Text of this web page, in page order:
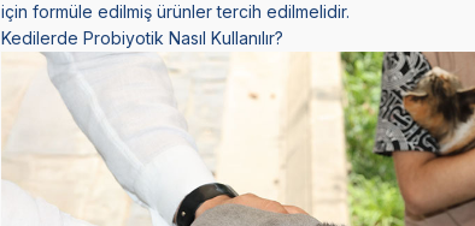
için formüle edilmiş ürünler tercih edilmelidir.
Kedilerde Probiyotik Nasıl Kullanılır?